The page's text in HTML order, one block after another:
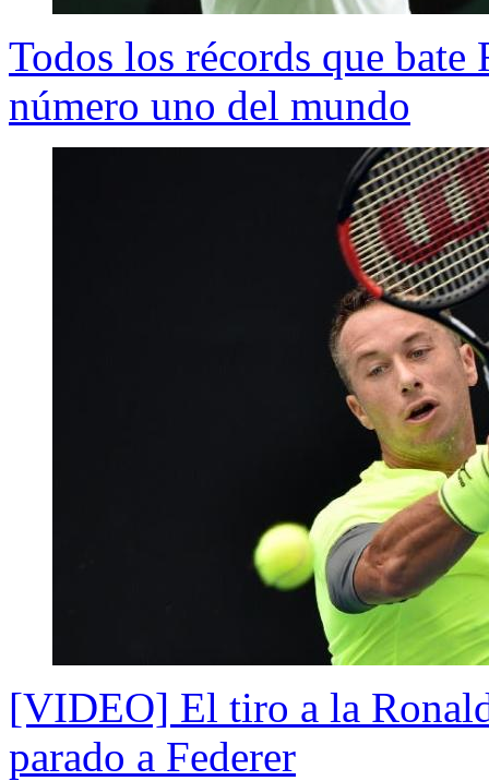
Todos los récords que bate
número uno del mundo
[VIDEO] El tiro a la
parado a Federer